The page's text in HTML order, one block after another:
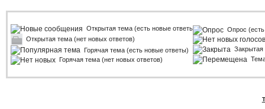
Открытая тема (есть новые ответы)
Открытая тема (нет новых ответов)
Горячая тема (есть новые ответы)
Горячая тема (нет новых ответов)
Опрос
Закрытая